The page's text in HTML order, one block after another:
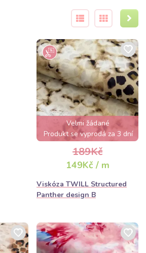
s viskózou
zacházení. Doporučujeme prát na nízké
z rubové strany. Jelikož jde o přírodní
Velmi žádané
Produkt se vyprodá za 3 dní
189Kč
149Kč / m
Viskóza TWILL Structured
Panther design B